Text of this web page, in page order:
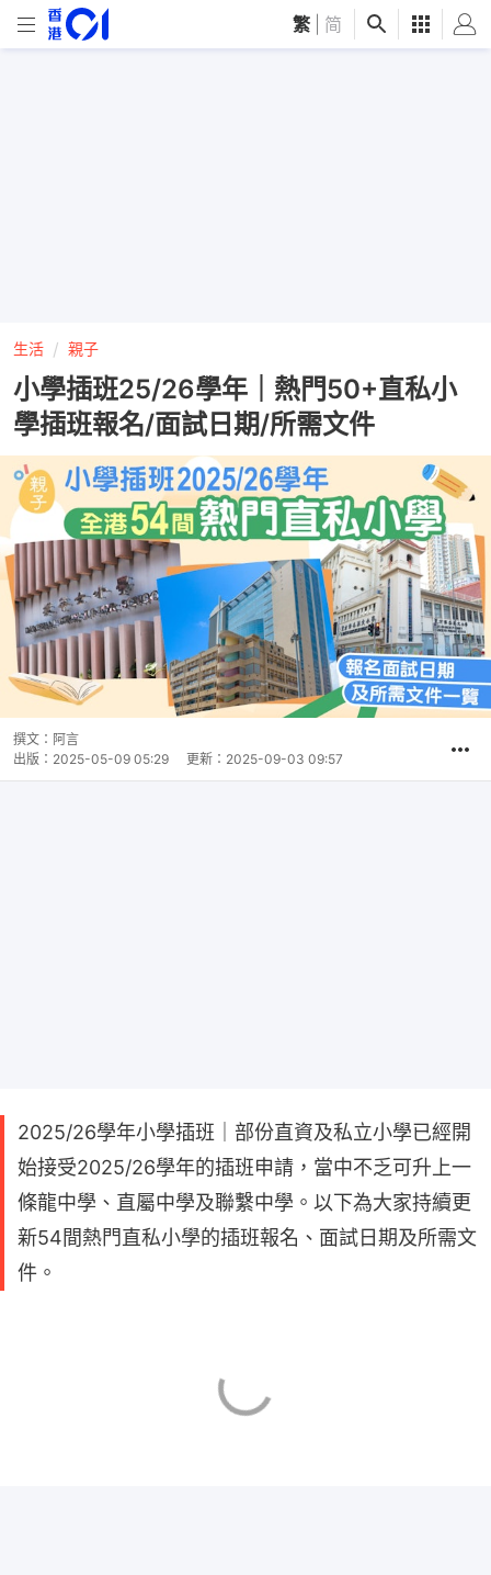
繁 简
生活 親子
小學插班25/26學年｜熱門50+直私小
學插班報名/面試日期/所需文件
撰文： 阿言
出版： 2025-05-09 05:29 更新： 2025-09-03 09:57
2025/26學年小學插班｜部份直資及私立小學已經開
始接受2025/26學年的插班申請，當中不乏可升上一
條龍中學、直屬中學及聯繫中學。以下為大家持續更
新54間熱門直私小學的插班報名、面試日期及所需文
件。